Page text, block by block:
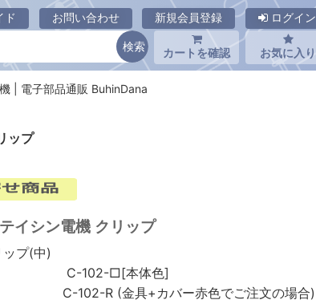
ド お問い合わせ 新規会員登録 ログイン
カートを確認 お気に入り
ップ
| 電子部品通販 BuhinDana
イシン電機 クリップ
プ(中)
C-102-□[本体色]
C-102-R (金具+カバー赤色でご注文の場合)